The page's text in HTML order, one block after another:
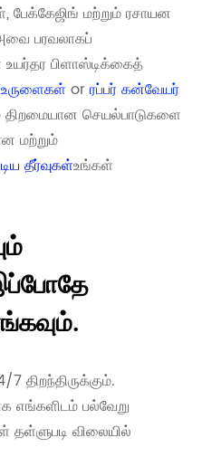
பேக்கேஜிங் மற்றும் ரசாயன
பரவலாகப்
பிளாஸ்டிக்கைத்
orரப்பர் கன்வேயர்
செயல்பாடுகளை
மற்றும்
தீர்வுகள்உங்கள்
எங்களிடம் பல்வேறு
விலையில்